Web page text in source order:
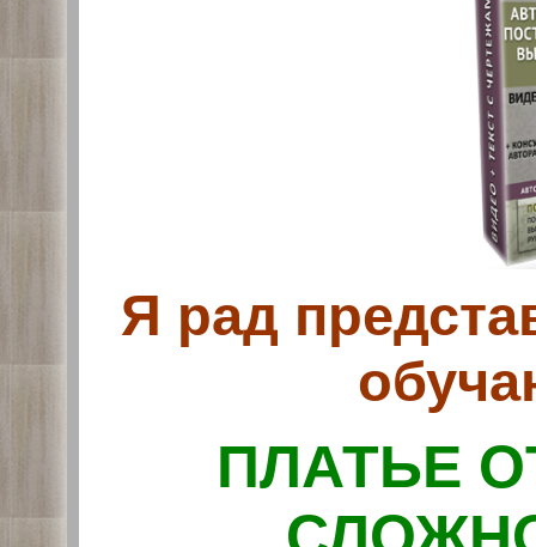
Я рад
ПЛАТЬЕ